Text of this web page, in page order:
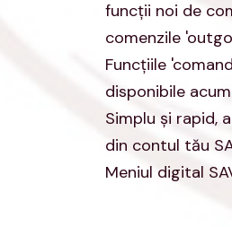
funcţii noi de
comenzile
Funcţiile
disponibile
Simplu şi rapid,
din contul tău
Meniul digital